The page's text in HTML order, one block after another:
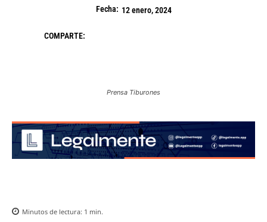
Fecha: 12 enero, 2024
COMPARTE:
Prensa Tiburones
Minutos de lectura: 1 min.